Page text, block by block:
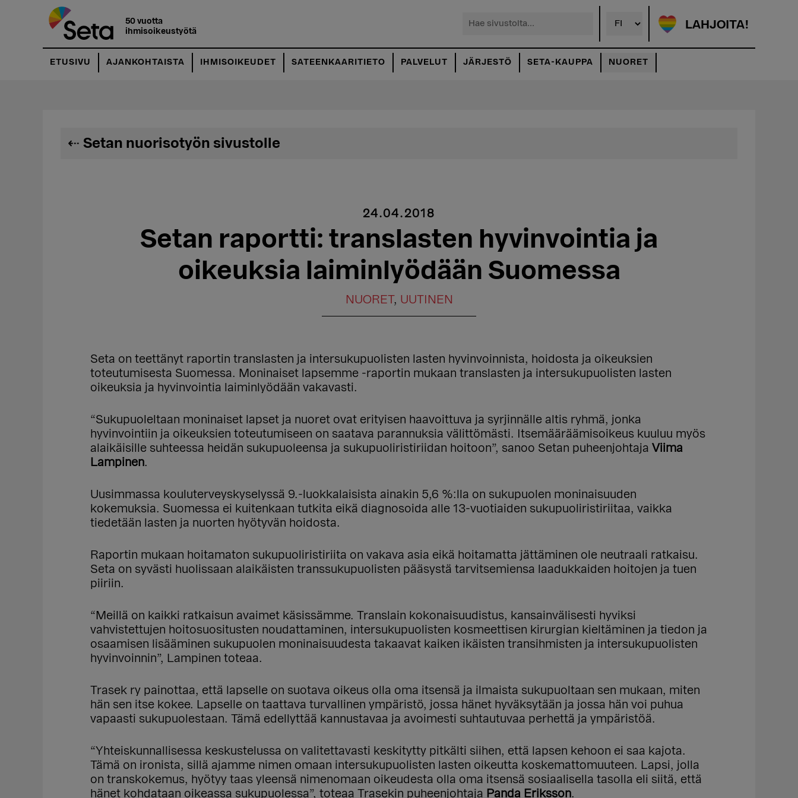
pääsisältöön
50 vuotta
ihmisoikeustyötä
LAHJOITA!
Hae
ETUSIVU AJANKOHTAISTA IHMISOIKEUDET SATEENKAARITIETO PALVELUT JÄRJESTÖ SETA-KAUPPA NUORET
Setan nuorisotyön sivustolle
24.04.2018
Setan raportti: translasten hyvinvointia ja
oikeuksia laiminlyödään Suomessa
NUORET, UUTINEN
Seta on teettänyt raportin translasten ja intersukupuolisten lasten hyvinvoinnista, hoidosta ja oikeuksien
toteutumisesta Suomessa. Moninaiset lapsemme -raportin mukaan translasten ja intersukupuolisten lasten
oikeuksia ja hyvinvointia laiminlyödään vakavasti.
“Sukupuoleltaan moninaiset lapset ja nuoret ovat erityisen haavoittuva ja syrjinnälle altis ryhmä, jonka
hyvinvointiin ja oikeuksien toteutumiseen on saatava parannuksia välittömästi. Itsemääräämisoikeus kuuluu myös
alaikäisille suhteessa heidän sukupuoleensa ja sukupuoliristiriidan hoitoon”, sanoo Setan puheenjohtaja Viima
Lampinen.
Uusimmassa kouluterveyskyselyssä 9.-luokkalaisista ainakin 5,6 %:lla on sukupuolen moninaisuuden
kokemuksia. Suomessa ei kuitenkaan tutkita eikä diagnosoida alle 13-vuotiaiden sukupuoliristiriitaa, vaikka
tiedetään lasten ja nuorten hyötyvän hoidosta.
Raportin mukaan hoitamaton sukupuoliristiriita on vakava asia eikä hoitamatta jättäminen ole neutraali ratkaisu.
Seta on syvästi huolissaan alaikäisten transsukupuolisten pääsystä tarvitsemiensa laadukkaiden hoitojen ja tuen
piiriin.
“Meillä on kaikki ratkaisun avaimet käsissämme. Translain kokonaisuudistus, kansainvälisesti hyviksi
vahvistettujen hoitosuositusten noudattaminen, intersukupuolisten kosmeettisen kirurgian kieltäminen ja tiedon ja
osaamisen lisääminen sukupuolen moninaisuudesta takaavat kaiken ikäisten transihmisten ja intersukupuolisten
hyvinvoinnin”, Lampinen toteaa.
Trasek ry painottaa, että lapselle on suotava oikeus olla oma itsensä ja ilmaista sukupuoltaan sen mukaan, miten
hän sen itse kokee. Lapselle on taattava turvallinen ympäristö, jossa hänet hyväksytään ja jossa hän voi puhua
vapaasti sukupuolestaan. Tämä edellyttää kannustavaa ja avoimesti suhtautuvaa perhettä ja ympäristöä.
“Yhteiskunnallisessa keskustelussa on valitettavasti keskitytty pitkälti siihen, että lapsen kehoon ei saa kajota.
Tämä on ironista, sillä ajamme nimen omaan intersukupuolisten lasten oikeutta koskemattomuuteen. Lapsi, jolla
on transkokemus, hyötyy taas yleensä nimenomaan oikeudesta olla oma itsensä sosiaalisella tasolla eli siitä, että
hänet kohdataan oikeassa sukupuolessa”, toteaa Trasekin puheenjohtaja Panda Eriksson.